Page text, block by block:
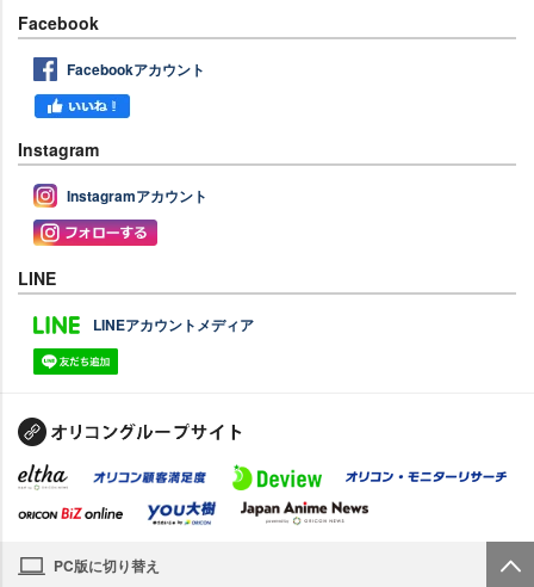
Facebook
Facebookアカウント
Instagram
Instagramアカウント
LINE
LINEアカウントメディア
PC版に切り替え